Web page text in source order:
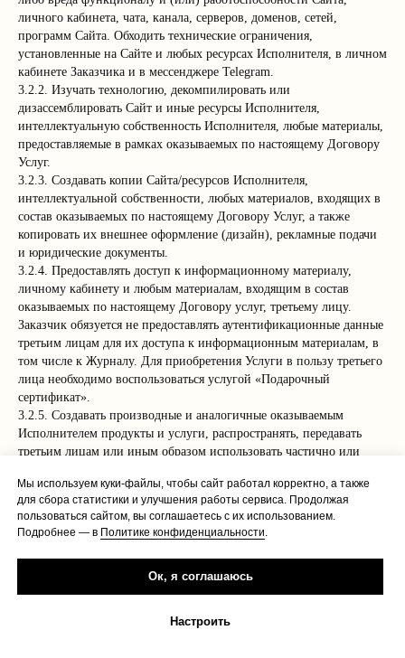
Мы используем куки-файлы, чтобы сайт работал корректно, а также
для сбора статистики и улучшения работы сервиса. Продолжая
пользоваться сайтом, вы соглашаетесь с их использованием.
Подробнее — в Политике конфиденциальности.
Ок, я соглашаюсь
Настроить
личного кабинета, чата, канала, серверов, доменов, сетей,
программ Сайта. Обходить технические ограничения,
установленные на Сайте и любых ресурсах Исполнителя, в личном
кабинете Заказчика и в мессенджере Telegram.
3.2.2. Изучать технологию, декомпилировать или
дизассемблировать Сайт и иные ресурсы Исполнителя,
интеллектуальную собственность Исполнителя, любые материалы,
предоставляемые в рамках оказываемых по настоящему Договору
Услуг.
3.2.3. Создавать копии Сайта/ресурсов Исполнителя,
интеллектуальной собственности, любых материалов, входящих в
состав оказываемых по настоящему Договору Услуг, а также
копировать их внешнее оформление (дизайн), рекламные подачи
и юридические документы.
3.2.4. Предоставлять доступ к информационному материалу,
личному кабинету и любым материалам, входящим в состав
оказываемых по настоящему Договору услуг, третьему лицу.
Заказчик обязуется не предоставлять аутентификационные данные
третьим лицам для их доступа к информационным материалам, в
том числе к Журналу. Для приобретения Услуги в пользу третьего
лица необходимо воспользоваться услугой «Подарочный
сертификат».
3.2.5. Создавать производные и аналогичные оказываемым
Исполнителем продукты и услуги, распространять, передавать
третьим лицам или иным образом использовать частично или
информационные материалы и содержание Сайта/ресурсов
Исполнителя.
3.2.6. Продавать, уступать право требования к Исполнителю.
3.3. Заказчик обязан:
3.3.1. Оплатить Исполнителю предоставленный стоимость Услуг, в
размере и сроки, предусмотренные информацией на Сайте.
3.3.2. Обеспечивать конфиденциальность своих учетных данных/
ссылки доступа, корректно указывать технические данные